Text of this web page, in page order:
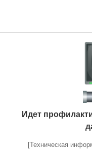
Идет
[Техническая